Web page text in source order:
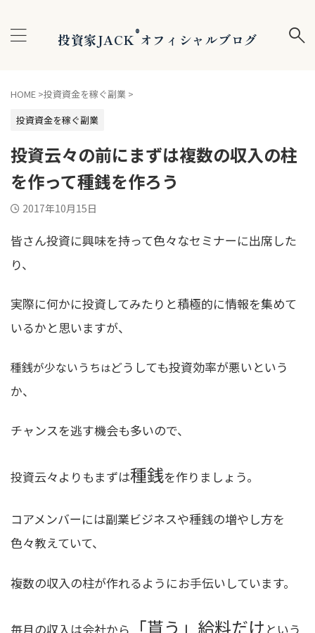
投資家JACK®オフィシャルブログ
HOME >投資資金を稼ぐ副業 >
投資資金を稼ぐ副業
投資云々の前にまずは複数の収入の柱
を作って種銭を作ろう
2017年10月15日
皆さん投資に興味を持って色々なセミナーに出席した
り、
実際に何かに投資してみたりと積極的に情報を集めて
いるかと思いますが、
種銭が少ないうち はどうしても投資効率が悪いという
か、
チャンスを逃す機会も多いので、
投資云々よりもまずは種銭を作りましょう。
コアメンバーには副業ビジネスや種銭の増やし方を
色々教えていて、
複数の収入の柱が作れるようにお手伝いしています。
毎月の収入は会社から 「貰う」給料だけ という